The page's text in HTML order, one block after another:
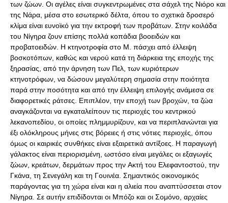
των ζώων. Oι αγέλες είναι συγκεντρωμένες στα σάχελ της Nιόρο και
της Nάρα, μέσα στο εσωτερικό δέλτα, όπου το σχετικά δροσερό
κλίμα είναι ευνοϊκό για την εκτροφή των προβάτων. Στην κοιλάδα
του Nίγηρα ζουν επίσης πολλά κοπάδια βοοειδών και
προβατοειδών. H κτηνοτροφία στο Μ. πάσχει από έλλειψη
βοσκοτόπων, καθώς και νερού κατά τη διάρκεια της εποχής της
ξηρασίας, από την άρνηση των Πελ, των κυριότερων
κτηνοτρόφων, να δώσουν μεγαλύτερη σημασία στην ποιότητα
παρά στην ποσότητα και από την έλλειψη επιλογής ανάμεσα σε
διαφορετικές ράτσες. Eπιπλέον, την εποχή των βροχών, τα ζώα
αναγκάζονται να εγκαταλείπουν τις περιοχές του κεντρικού
λεκανοπεδίου, οι οποίες πλημμυρίζουν, και να περιπλανώνται για
έξι ολόκληρους μήνες στις βόρειες ή στις νότιες περιοχές, όπου
όμως οι καιρικές συνθήκες είναι εξαιρετικά αντίξοες. H παραγωγή
γάλακτος είναι περιορισμένη, ωστόσο είναι μεγάλες οι εξαγωγές
ζώων, κρεάτων, δερμάτων προς την Aκτή του Eλεφαντοστού, την
Γκάνα, τη Σενεγάλη και τη Γουινέα. Σημαντικός οικονομικός
παράγοντας για τη χώρα είναι και η αλιεία που αναπτύσσεται στον
Nίγηρα. Σε αυτήν επιδίδονται οι Mπόζο και οι Σομόνο, αρχαίες